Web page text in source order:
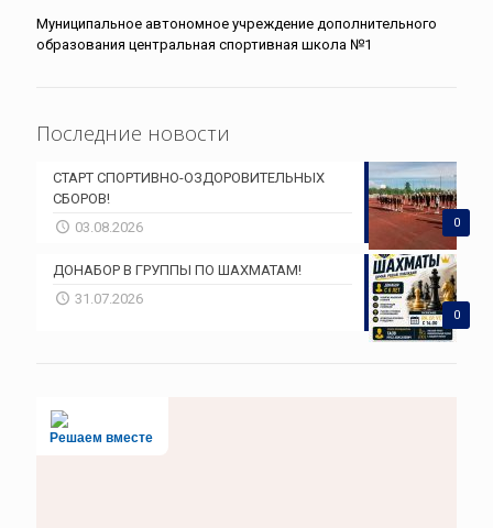
Муниципальное автономное учреждение дополнительного
образования центральная спортивная школа №1
Последние новости
0
СТАРТ СПОРТИВНО-ОЗДОРОВИТЕЛЬНЫХ
СБОРОВ!
03.08.2026
0
ДОНАБОР В ГРУППЫ ПО ШАХМАТАМ!
31.07.2026
Решаем вместе